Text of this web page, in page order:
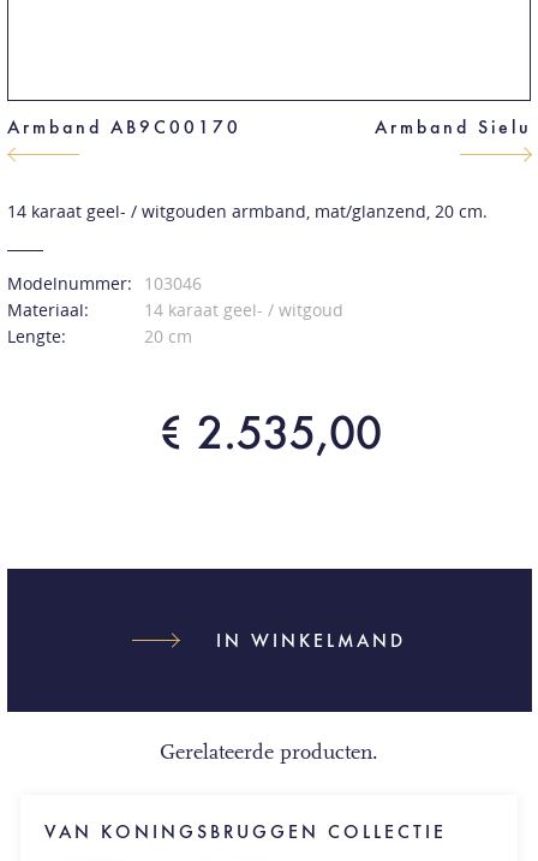
Armband AB9C00170 Armband Sielu
14 karaat geel- / witgouden armband, mat/glanzend, 20 cm.
Modelnummer:
103046
Materiaal:
14 karaat geel- / witgoud
Lengte:
20 cm
€ 2.535,00
IN WINKELMAND
Gerelateerde producten.
VAN KONINGSBRUGGEN COLLECTIE